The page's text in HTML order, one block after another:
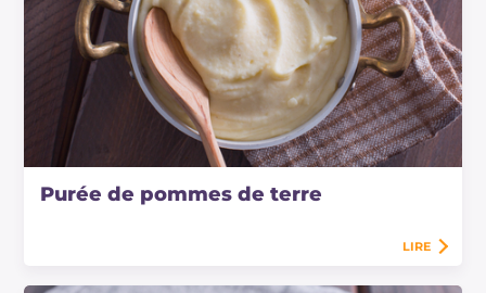
Purée de pommes de terre
LIRE